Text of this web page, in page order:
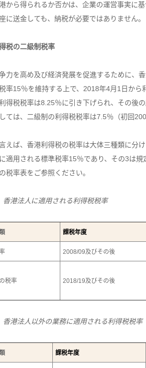
から得られるか否かは、企業の運営事実に
に送金しても、納税が必要ではありません。
税の二級制税率
力を高め及び経済発展を促進するために、
率15％を維持する上で、2018年4月1日か
得税税率は8.25％に引き下げられ、その後
ては、二級制の利得税税率は7.5％（初回
えば、香港利得税の税率は大体三種類に分
適用される標準税率15％であり、その3は
税率表をご参照ください。
港法人に適用される利得税税率
課税年度
2008/09及びその後
税率 2018/19及びその後
港法人以外の業務に適用される利得税税率
課税年度